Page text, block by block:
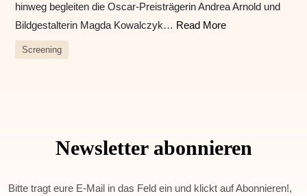
hinweg begleiten die Oscar-Preisträgerin Andrea Arnold und
Bildgestalterin Magda Kowalczyk… Read More
Screening
Newsletter abonnieren
Bitte tragt eure E-Mail in das Feld ein und klickt auf Abonnieren!,